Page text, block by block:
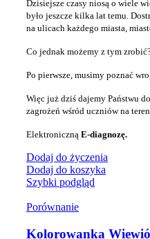
Dzisiejsze czasy niosą o wiele
było jeszcze kilka lat temu.
na ulicach każdego miasta,
Co jednak możemy z tym
Po pierwsze, musimy poznać
Więc już dziś dajemy Państwu
zagrożeń wśród uczniów na
Elektroniczną E-diagnozę.
Dodaj do życzenia
Dodaj do koszyka
Szybki podgląd
Porównanie
Kolorowanka